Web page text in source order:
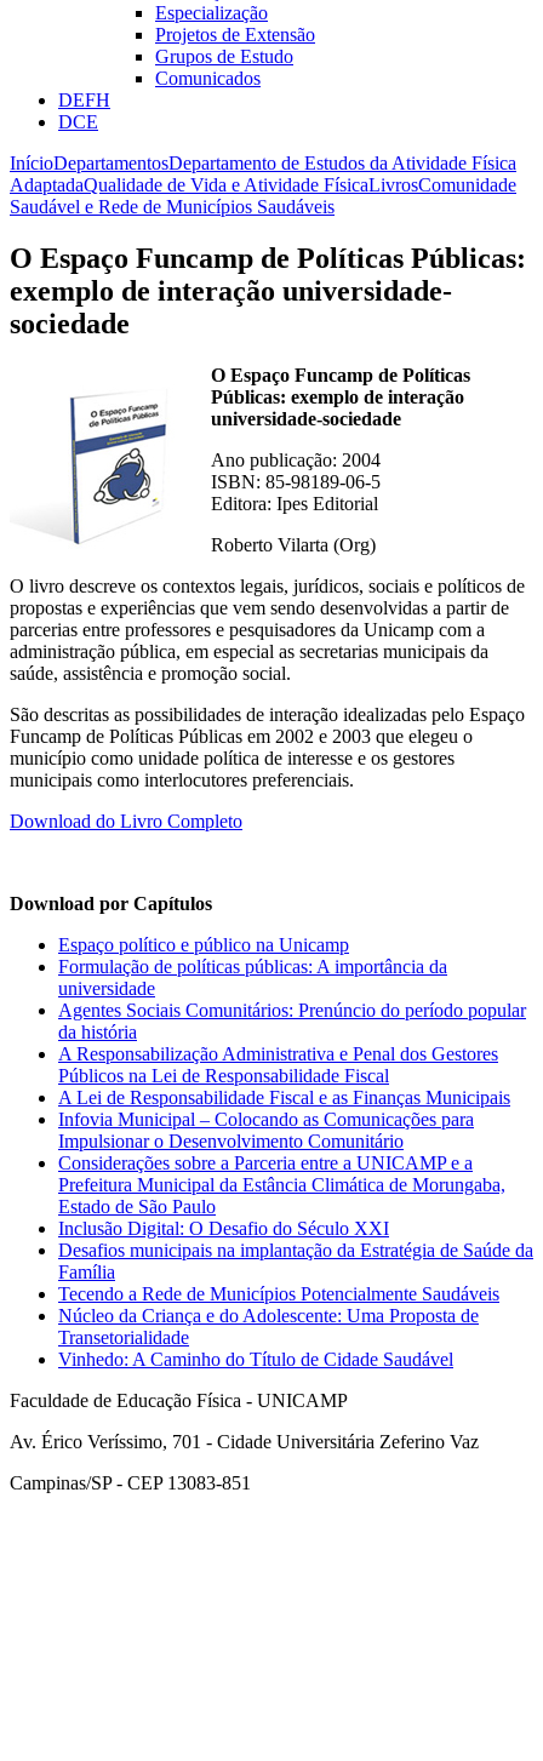
Especialização
Projetos de Extensão
Grupos de Estudo
Comunicados
DEFH
DCE
InícioDepartamentosDepartamento de Estudos da Atividade Física
AdaptadaQualidade de Vida e Atividade FísicaLivrosComunidade
Saudável e Rede de Municípios Saudáveis
O Espaço Funcamp de Políticas Públicas:
exemplo de interação universidade-
sociedade
O Espaço Funcamp de Políticas
Públicas: exemplo de interação
universidade-sociedade
Ano publicação: 2004
ISBN: 85-98189-06-5
Editora: Ipes Editorial
Roberto Vilarta (Org)
O livro descreve os contextos legais, jurídicos, sociais e políticos de
propostas e experiências que vem sendo desenvolvidas a partir de
parcerias entre professores e pesquisadores da Unicamp com a
administração pública, em especial as secretarias municipais da
saúde, assistência e promoção social.
São descritas as possibilidades de interação idealizadas pelo Espaço
Funcamp de Políticas Públicas em 2002 e 2003 que elegeu o
município como unidade política de interesse e os gestores
municipais como interlocutores preferenciais.
Download do Livro Completo
Download por Capítulos
Espaço político e público na Unicamp
Formulação de políticas públicas: A importância da
universidade
Agentes Sociais Comunitários: Prenúncio do período popular
da história
A Responsabilização Administrativa e Penal dos Gestores
Públicos na Lei de Responsabilidade Fiscal
A Lei de Responsabilidade Fiscal e as Finanças Municipais
Infovia Municipal – Colocando as Comunicações para
Impulsionar o Desenvolvimento Comunitário
Considerações sobre a Parceria entre a UNICAMP e a
Prefeitura Municipal da Estância Climática de Morungaba,
Estado de São Paulo
Inclusão Digital: O Desafio do Século XXI
Desafios municipais na implantação da Estratégia de Saúde da
Família
Tecendo a Rede de Municípios Potencialmente Saudáveis
Núcleo da Criança e do Adolescente: Uma Proposta de
Transetorialidade
​Vinhedo: A Caminho do Título de Cidade Saudável
Faculdade de Educação Física - UNICAMP
Av. Érico Veríssimo, 701 - Cidade Universitária Zeferino Vaz
Campinas/SP - CEP 13083-851